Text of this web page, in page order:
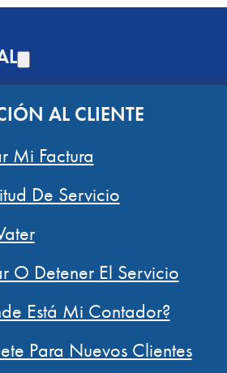
AL CLIENTE
Mi Factura
De Servicio
O Detener El Servicio
Está Mi Contador?
Para Nuevos Clientes